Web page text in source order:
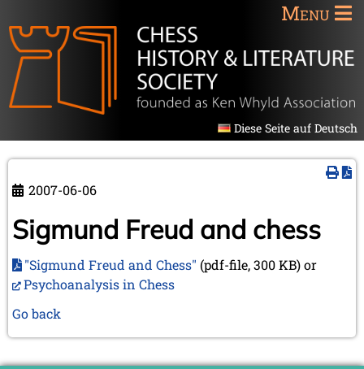
Menu
Diese Seite auf Deutsch
2007-06-06
Sigmund Freud and chess
"Sigmund Freud and Chess" (pdf-file, 300 KB) or
Psychoanalysis in Chess
Go back